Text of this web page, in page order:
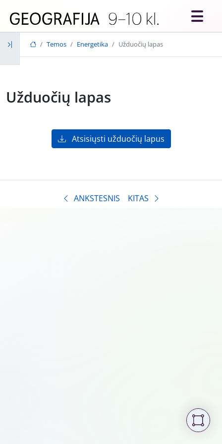
Temos Energetika Užduočių lapas
Užduočių lapas
Atsisiųsti užduočių lapus
ANKSTESNIS KITAS